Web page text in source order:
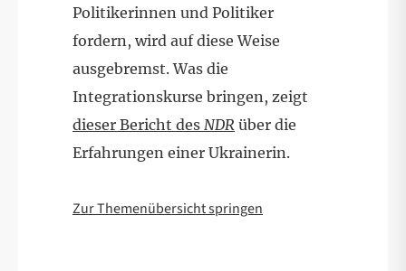
Politikerinnen und Politiker
fordern, wird auf diese Weise
ausgebremst. Was die
Integrationskurse bringen, zeigt
dieser Bericht des NDR über die
Erfahrungen einer Ukrainerin.
Zur Themenübersicht springen